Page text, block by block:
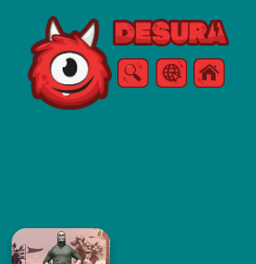
Free Online Games
CăutareMeniul